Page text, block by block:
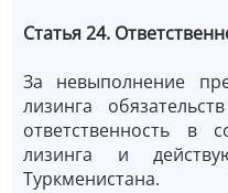
Статья 24.
За невыполнение
лизинга
ответственность в
лизинга и
Туркменистана.